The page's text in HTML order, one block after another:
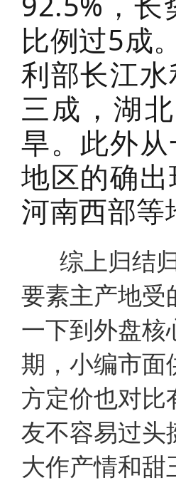
比例过5成
利部长江
三成，湖
旱。此外
地区的确
河南西部
综上归结归
要素主产地受
一下到外盘核
期，小编市面
方定价也对比
友不容易过头
大作产情和